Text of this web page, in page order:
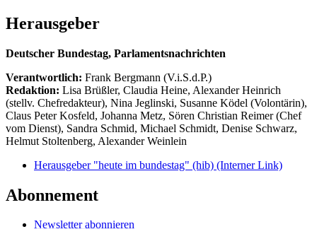
Herausgeber
Deutscher Bundestag, Parlamentsnachrichten
Verantwortlich: Frank Bergmann (V.i.S.d.P.)
Redaktion: Lisa Brüßler, Claudia Heine, Alexander Heinrich
(stellv. Chefredakteur), Nina Jeglinski, Susanne Ködel (Volontärin),
Claus Peter Kosfeld, Johanna Metz, Sören Christian Reimer (Chef
vom Dienst), Sandra Schmid, Michael Schmidt, Denise Schwarz,
Helmut Stoltenberg, Alexander Weinlein
Herausgeber "heute im bundestag" (hib) (Interner Link)
Abonnement
Newsletter abonnieren